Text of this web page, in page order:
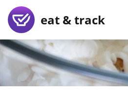
eat & track